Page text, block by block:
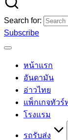
Search for:
Subscribe
หน้าแรก
อันดามัน
อ่าวไทย
แพ็กเกจทัวร์
โรงแรม
รถรับส่ง